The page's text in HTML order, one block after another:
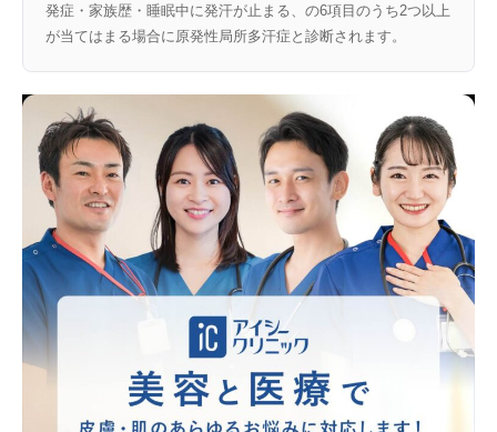
発症・家族歴・睡眠中に発汗が止まる、の6項目のうち2つ以上
が当てはまる場合に原発性局所多汗症と診断されます。